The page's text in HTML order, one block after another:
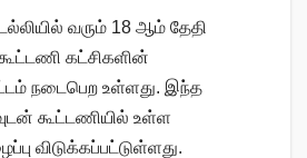
வரும் 18 ஆம் தேதி
கட்சிகளின்
நடைபெற உள்ளது. இந்த
கூட்டணியில் உள்ள
விடுக்கப்பட்டுள்ளது.